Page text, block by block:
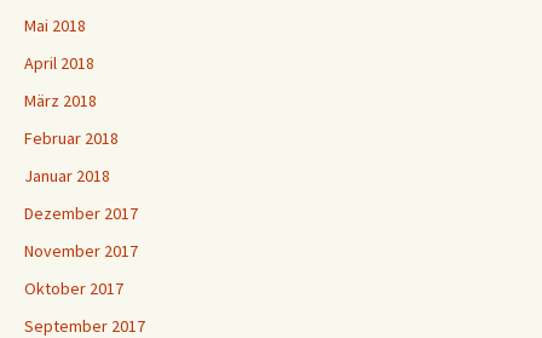
Mai 2018
April 2018
März 2018
Februar 2018
Januar 2018
Dezember 2017
November 2017
Oktober 2017
September 2017